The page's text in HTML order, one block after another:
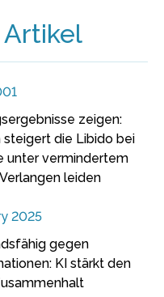
zeigen:
steigert die Libido bei
unter vermindertem
leiden
2025
gegen
KI stärkt den